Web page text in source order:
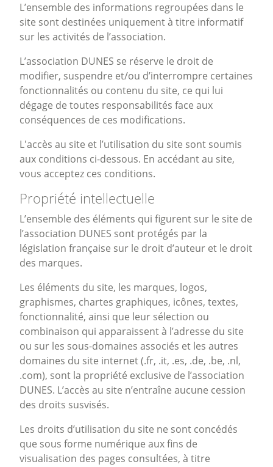
L’ensemble des informations regroupées dans le
site sont destinées uniquement à titre informatif
sur les activités de l’association.
L’association DUNES se réserve le droit de
modifier, suspendre et/ou d’interrompre certaines
fonctionnalités ou contenu du site, ce qui lui
dégage de toutes responsabilités face aux
conséquences de ces modifications.
L'accès au site et l’utilisation du site sont soumis
aux conditions ci-dessous. En accédant au site,
vous acceptez ces conditions.
Propriété intellectuelle
L’ensemble des éléments qui figurent sur le site de
l’association DUNES sont protégés par la
législation française sur le droit d’auteur et le droit
des marques.
Les éléments du site, les marques, logos,
graphismes, chartes graphiques, icônes, textes,
fonctionnalité, ainsi que leur sélection ou
combinaison qui apparaissent à l’adresse du site
ou sur les sous-domaines associés et les autres
domaines du site internet (.fr, .it, .es, .de, .be, .nl,
.com), sont la propriété exclusive de l’association
DUNES. L’accès au site n’entraîne aucune cession
des droits susvisés.
Les droits d’utilisation du site ne sont concédés
que sous forme numérique aux fins de
visualisation des pages consultées, à titre